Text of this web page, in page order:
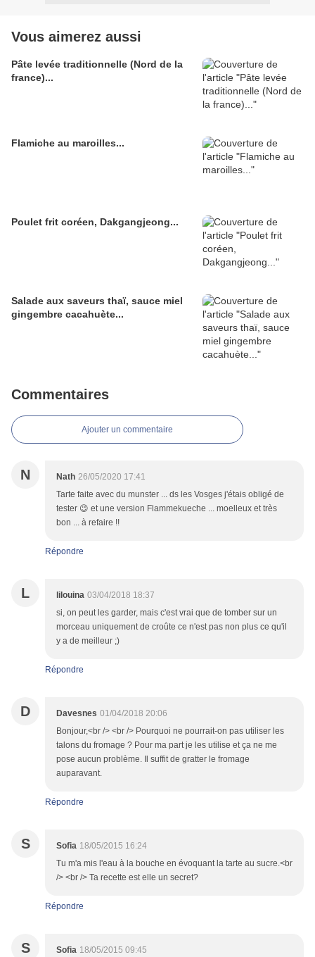
Vous aimerez aussi
Pâte levée traditionnelle (Nord de la
france)...
Flamiche au maroilles...
Poulet frit coréen, Dakgangjeong...
Salade aux saveurs thaï, sauce miel
gingembre cacahuète...
Commentaires
Ajouter un commentaire
N Nath 26/05/2020 17:41
Tarte faite avec du munster ... ds les Vosges j'étais obligé de
tester 😉 et une version Flammekueche ... moelleux et très
bon ... à refaire !!
Répondre
L lilouina 03/04/2018 18:37
si, on peut les garder, mais c'est vrai que de tomber sur un
morceau uniquement de croûte ce n'est pas non plus ce qu'il
y a de meilleur ;)
Répondre
D Davesnes 01/04/2018 20:06
Bonjour,<br /> <br /> Pourquoi ne pourrait-on pas utiliser les
talons du fromage ? Pour ma part je les utilise et ça ne me
pose aucun problème. Il suffit de gratter le fromage
auparavant.
Répondre
S Sofia 18/05/2015 16:24
Tu m'a mis l'eau à la bouche en évoquant la tarte au sucre.<br
/> <br /> Ta recette est elle un secret?
Répondre
S Sofia 18/05/2015 09:45